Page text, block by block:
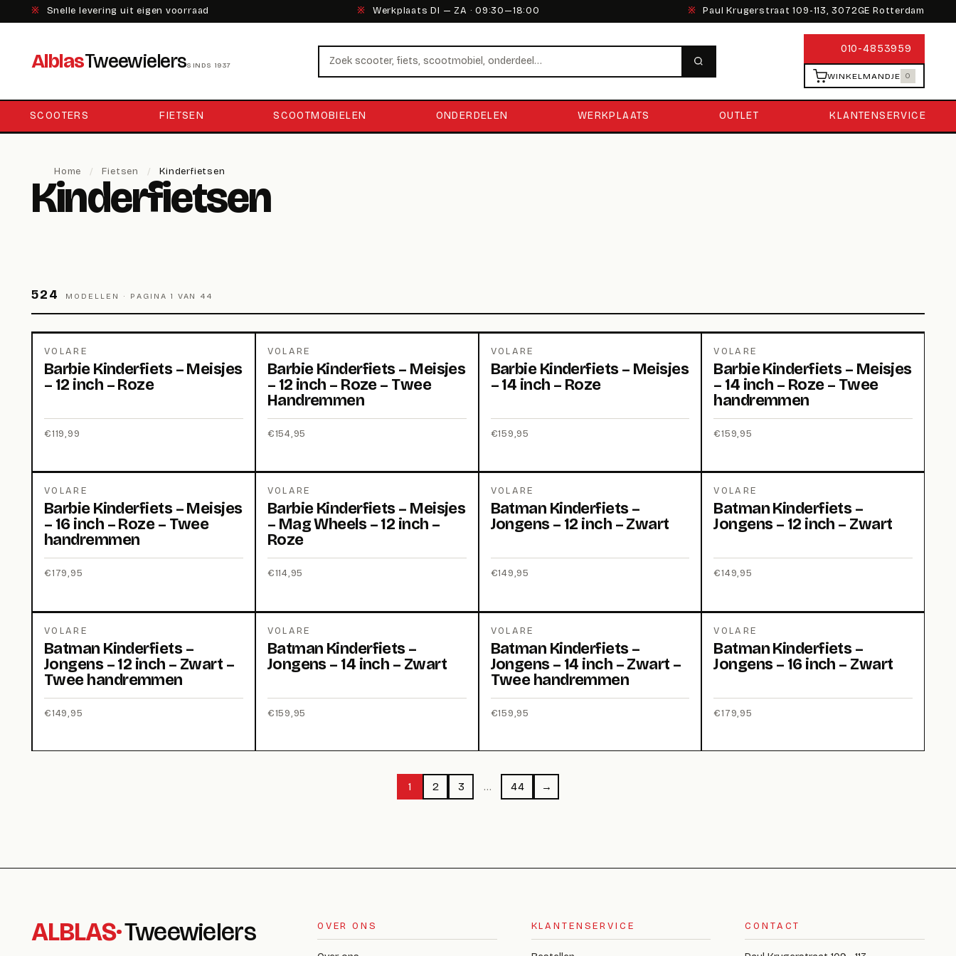
※ Snelle levering uit eigen voorraad ※ Werkplaats DI — ZA · 09:30—18:00 ※ Paul Krugerstraat 109-113, 3072GE Rotterdam
AlblasTweewielersSINDS 1937
Zoeken 010-4853959
WINKELMANDJE 0
SCOOTERS FIETSEN SCOOTMOBIELEN ONDERDELEN WERKPLAATS OUTLET KLANTENSERVICE
Home / Fietsen / Kinderfietsen
Kinderfietsen
524 MODELLEN · PAGINA 1 VAN 44
VOLARE
Barbie Kinderfiets – Meisjes
– 12 inch – Roze
€119,99
VOLARE
Barbie Kinderfiets – Meisjes
– 12 inch – Roze – Twee
Handremmen
€154,95
VOLARE
Barbie Kinderfiets – Meisjes
– 14 inch – Roze
€159,95
VOLARE
Barbie Kinderfiets – Meisjes
– 14 inch – Roze – Twee
handremmen
€159,95
VOLARE
Barbie Kinderfiets – Meisjes
– 16 inch – Roze – Twee
handremmen
€179,95
VOLARE
Barbie Kinderfiets – Meisjes
– Mag Wheels – 12 inch –
Roze
€114,95
VOLARE
Batman Kinderfiets –
Jongens – 12 inch – Zwart
€149,95
VOLARE
Batman Kinderfiets –
Jongens – 12 inch – Zwart
€149,95
VOLARE
Batman Kinderfiets –
Jongens – 12 inch – Zwart –
Twee handremmen
€149,95
VOLARE
Batman Kinderfiets –
Jongens – 14 inch – Zwart
€159,95
VOLARE
Batman Kinderfiets –
Jongens – 14 inch – Zwart –
Twee handremmen
€159,95
VOLARE
Batman Kinderfiets –
Jongens – 16 inch – Zwart
€179,95
1 2 3 … 44 →
ALBLAS·Tweewielers OVER ONS KLANTENSERVICE CONTACT